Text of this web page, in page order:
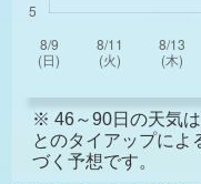
※ 46～90日の天気
とのタイアップによ
づく予想です。